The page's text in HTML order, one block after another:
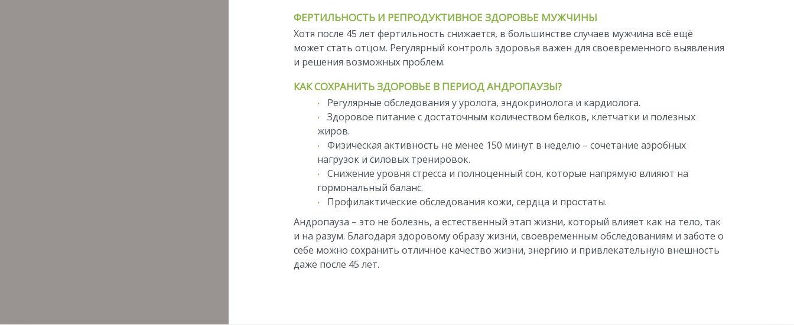
ФЕРТИЛЬНОСТЬ И РЕПРОДУКТИВНОЕ ЗДОРОВЬЕ МУЖЧИНЫ
Хотя после 45 лет фертильность снижается, в большинстве случаев мужчина всё ещё
может стать отцом. Регулярный контроль здоровья важен для своевременного выявления
и решения возможных проблем.
КАК СОХРАНИТЬ ЗДОРОВЬЕ В ПЕРИОД АНДРОПАУЗЫ?
Регулярные обследования у уролога, эндокринолога и кардиолога.
Здоровое питание с достаточным количеством белков, клетчатки и полезных
жиров.
Физическая активность не менее 150 минут в неделю – сочетание аэробных
нагрузок и силовых тренировок.
Снижение уровня стресса и полноценный сон, которые напрямую влияют на
гормональный баланс.
Профилактические обследования кожи, сердца и простаты.
Андропауза – это не болезнь, а естественный этап жизни, который влияет как на тело, так
и на разум. Благодаря здоровому образу жизни, своевременным обследованиям и заботе о
себе можно сохранить отличное качество жизни, энергию и привлекательную внешность
даже после 45 лет.